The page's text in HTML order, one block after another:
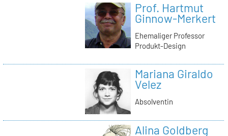
Prof. Hartmut
Ginnow-Merkert
Ehemaliger Professor
Produkt-Design
Mariana Giraldo
Velez
Absolventin
Alina Goldberg